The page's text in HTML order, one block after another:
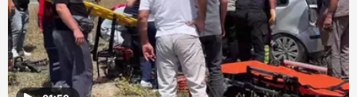
gösterilmeyecektir."
Sizlere daha iyi bir hizmet sunabilmek için İnternet
Sitemizde kendimize ve üçüncü kişilere ait çerezler
kullanılmaktadır. Bu çerezler vasıtasıyla çeşitli kişisel